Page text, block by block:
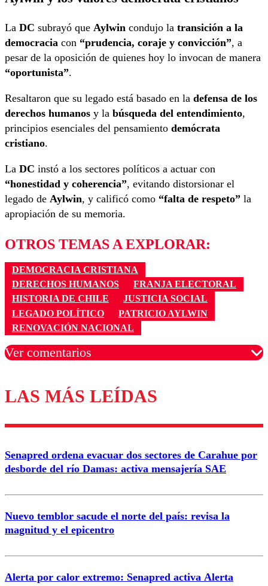
La DC subrayó que Aylwin condujo la transición a la
democracia con “prudencia, coraje y convicción”, a
pesar de la oposición de quienes hoy lo invocan de manera
“oportunista”.
Resaltaron que su legado está basado en la defensa de los
derechos humanos y la búsqueda del entendimiento,
principios esenciales del pensamiento demócrata
cristiano.
La DC instó a los sectores políticos a actuar con
“honestidad y coherencia”, evitando distorsionar el
legado de Aylwin, y calificó como “falta de respeto” la
apropiación de su memoria.
OTROS TEMAS A EXPLORAR:
DEMOCRACIA CRISTIANA
DERECHOS HUMANOS
FRANJA ELECTORAL
HISTORIA DE CHILE
JUSTICIA SOCIAL
LEGADO POLÍTICO
PATRICIO AYLWIN
RENOVACIÓN NACIONAL
Ver comentarios
Los comentarios son moderados para garantizar un
diálogo respetuoso.
Correo
LAS MÁS LEÍDAS
Senapred ordena evacuar dos sectores de Carahue por
desborde del río Damas: activa mensajería SAE
Nuevo temblor sacude el norte del país: revisa la
magnitud y el epicentro
Alerta por calor extremo: Senapred activa Alerta